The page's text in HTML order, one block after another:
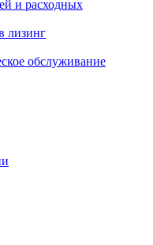
и расходных
лизинг
обслуживание